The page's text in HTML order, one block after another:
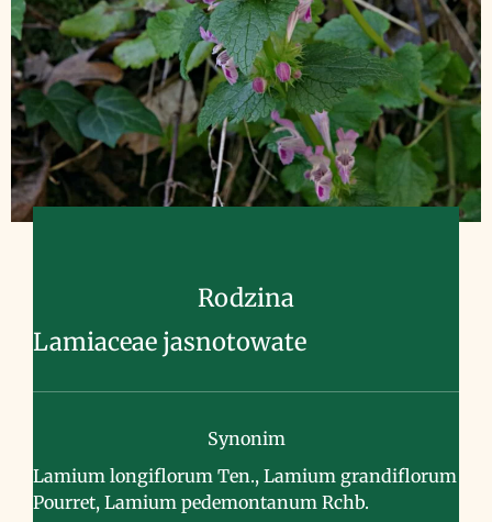
Rodzina
Lamiaceae jasnotowate
Synonim
Lamium longiflorum Ten., Lamium grandiflorum
Pourret, Lamium pedemontanum Rchb.